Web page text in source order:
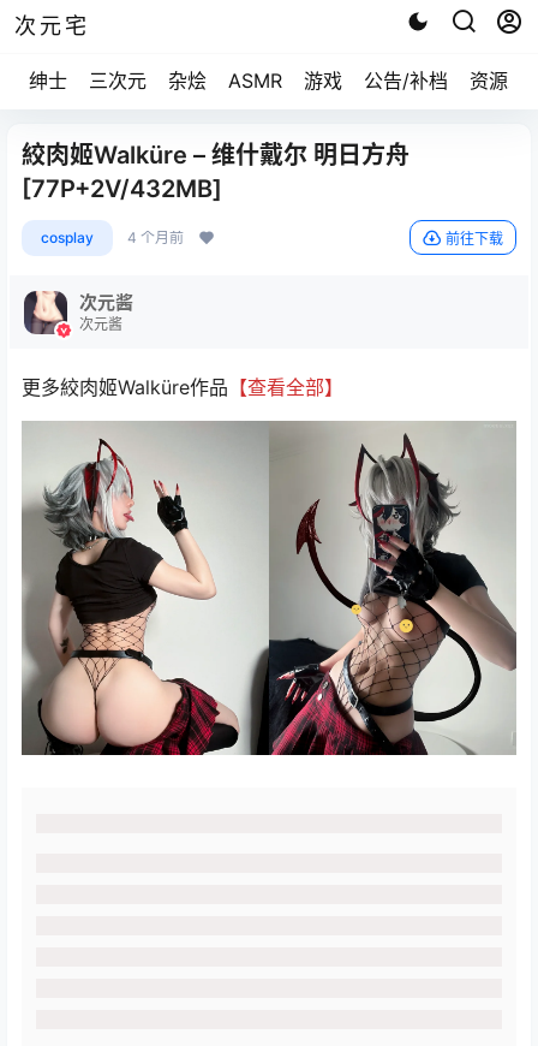
次元宅
绅士 三次元 杂烩 ASMR 游戏 公告/补档 资源求
絞肉姬Walküre – 维什戴尔 明日方舟
[77P+2V/432MB]
cosplay 4 个月前 前往下载
次元酱
次元酱
更多絞肉姬Walküre作品 【查看全部】